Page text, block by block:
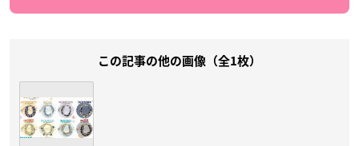
この記事の他の画像（全1枚）